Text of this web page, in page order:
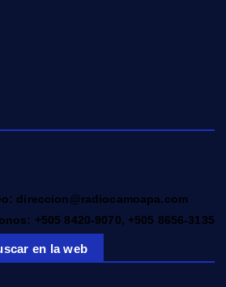
direccion@radiocamoapa.com
+505 8420-9070, +505 8656-3135
en la web